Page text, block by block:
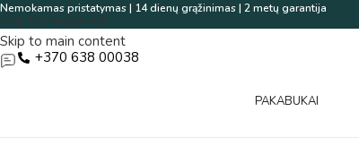
Skip to navigation
Skip to main content
Nemokamas pristatymas | 14 dienų grąžinimas | 2 metų garantija
+370 638 00038
PAKABUKAI